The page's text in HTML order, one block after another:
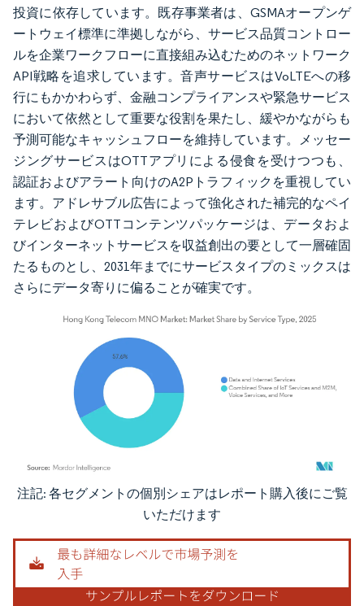
投資に依存しています。既存事業者は、GSMAオープンゲ
ートウェイ標準に準拠しながら、サービス品質コントロー
ルを企業ワークフローに直接組み込むためのネットワーク
API戦略を追求しています。音声サービスはVoLTEへの移
行にもかかわらず、金融コンプライアンスや緊急サービス
において依然として重要な役割を果たし、緩やかながらも
予測可能なキャッシュフローを維持しています。メッセー
ジングサービスはOTTアプリによる侵食を受けつつも、
認証およびアラート向けのA2Pトラフィックを重視してい
ます。アドレサブル広告によって強化された補完的なペイ
テレビおよびOTTコンテンツパッケージは、データおよ
びインターネットサービスを収益創出の要として一層確固
たるものとし、2031年までにサービスタイプのミックスは
さらにデータ寄りに偏ることが確実です。
画像 © Mordor Intelligence。再利用にはCC BY 4.0の表示が必要です。
注記: 各セグメントの個別シェアはレポート購入後にご覧
いただけます